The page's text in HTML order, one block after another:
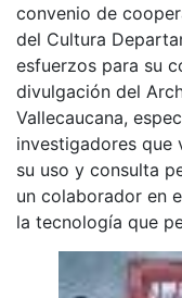
convenio de
del Cultura
esfuerzos para su
divulgación del
Vallecaucana,
investigadores que
su uso y consulta
un colaborador en
la tecnología que